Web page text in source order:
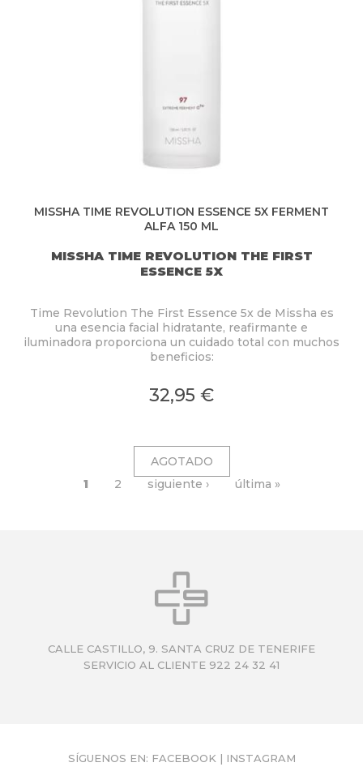
MISSHA TIME REVOLUTION ESSENCE 5X FERMENT
ALFA 150 ML
MISSHA TIME REVOLUTION THE FIRST
ESSENCE 5X
Time Revolution The First Essence 5x de Missha es
una esencia facial hidratante, reafirmante e
iluminadora proporciona un cuidado total con muchos
beneficios:
32,95 €
1 2 siguiente › última »
CALLE CASTILLO, 9. SANTA CRUZ DE TENERIFE
SERVICIO AL CLIENTE 922 24 32 41
SÍGUENOS EN: FACEBOOK | INSTAGRAM